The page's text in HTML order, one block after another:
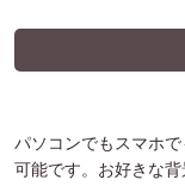
パソコンでもスマホ
可能です。お好きな